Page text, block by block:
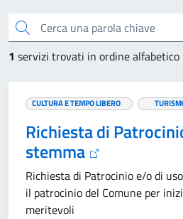
Cerca una parola chiave
1 servizi trovati in ordine alfabetico
CULTURA E TEMPO LIBERO
Richiesta di
stemma
Richiesta di Patrocinio e/o di
il patrocinio del Comune per
meritevoli